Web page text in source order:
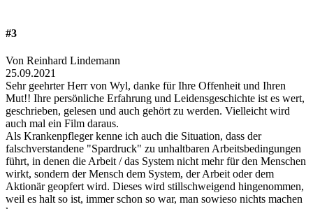
#3
Von Reinhard Lindemann
25.09.2021
Sehr geehrter Herr von Wyl, danke für Ihre Offenheit und Ihren
Mut!! Ihre persönliche Erfahrung und Leidensgeschichte ist es wert,
geschrieben, gelesen und auch gehört zu werden. Vielleicht wird
auch mal ein Film daraus.
Als Krankenpfleger kenne ich auch die Situation, dass der
falschverstandene "Spardruck" zu unhaltbaren Arbeitsbedingungen
führt, in denen die Arbeit / das System nicht mehr für den Menschen
wirkt, sondern der Mensch dem System, der Arbeit oder dem
Aktionär geopfert wird. Dieses wird stillschweigend hingenommen,
weil es halt so ist, immer schon so war, man sowieso nichts machen